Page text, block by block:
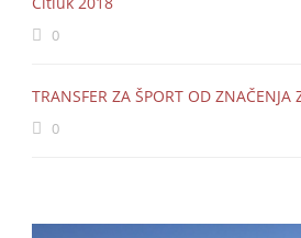
0
TRANSFER ZA ŠPORT OD ZNAČENJA
0